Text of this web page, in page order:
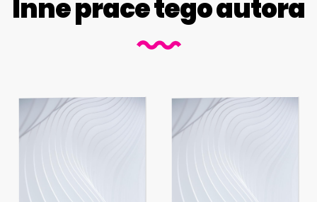
Inne prace tego autora